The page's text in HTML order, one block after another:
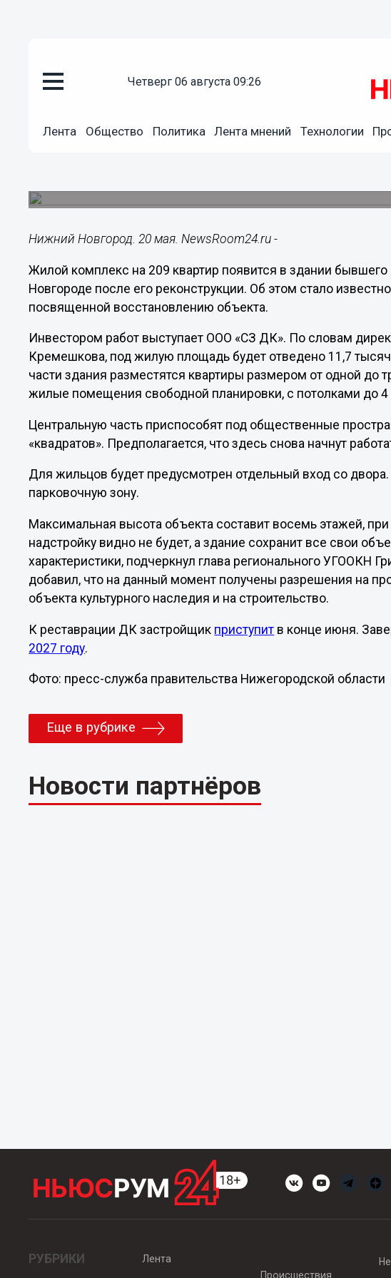
четверг 06 августа 09:26
Лента Общество Политика Лента мнений Технологии
209 квартир появятся в
Нижний Новгород. 20 мая. NewsRoom24.ru -
Жилой комплекс на 209 квартир появится в здании
Новгороде после его реконструкции. Об этом стало
посвященной восстановлению объекта.
Инвестором работ выступает ООО «СЗ ДК». По словам
Кремешкова, под жилую площадь будет отведено 11,7
части здания разместятся квартиры размером от одной до
жилые помещения свободной планировки, с потолками до 4
Центральную часть приспособят под общественные
«квадратов». Предполагается, что здесь снова начнут
Для жильцов будет предусмотрен отдельный вход со
парковочную зону.
Максимальная высота объекта составит восемь этажей,
надстройку видно не будет, а здание сохранит все свои
характеристики, подчеркнул глава регионального УГООКН
добавил, что на данный момент получены разрешения на
объекта культурного наследия и на строительство.
К реставрации ДК застройщик приступит в конце июня.
2027 году.
Фото: пресс-служба правительства Нижегородской области
Еще в рубрике
Новости партнёров
РУБРИКИ
Лента
Происшествия